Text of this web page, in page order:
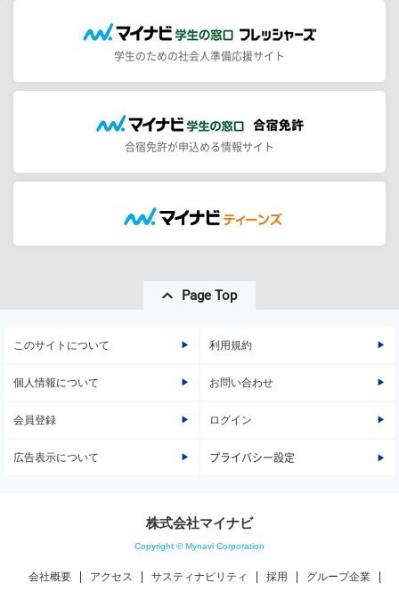
学生のための社会人準備応援サイト
合宿免許が申込める情報サイト
Page Top
このサイトについて 利用規約
個人情報について お問い合わせ
会員登録 ログイン
広告表示について プライバシー設定
株式会社マイナビ
Copyright © Mynavi Corporation
会社概要 アクセス サスティナビリティ 採用 グループ企業